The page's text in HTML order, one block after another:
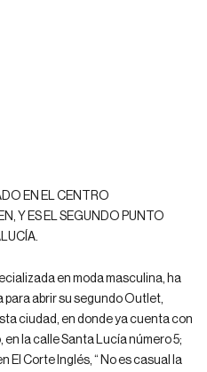
EN EL CENTRO
Y ES EL SEGUNDO PUNTO
en moda masculina, ha
abrir su segundo Outlet,
ciudad, en donde ya cuenta con
la calle Santa Lucía número 5;
El Corte Inglés, “ No es casual la